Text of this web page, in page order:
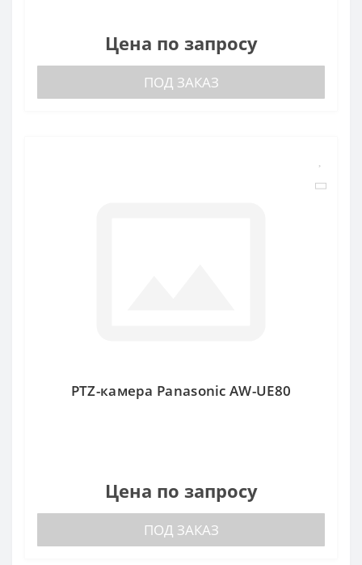
Цена по запросу
ПОД ЗАКАЗ
PTZ-камера Panasonic AW-UE80
Цена по запросу
ПОД ЗАКАЗ